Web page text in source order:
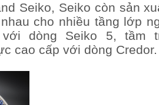
Seiko, Seiko còn sản
cho nhiều tầng lớp
dòng Seiko 5, tầm
cao cấp với dòng Credor.